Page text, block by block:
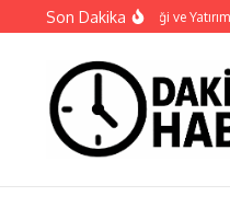
İçeriğe atlaSon Dakika
Haymana’nın Geleceği ve Yatırım